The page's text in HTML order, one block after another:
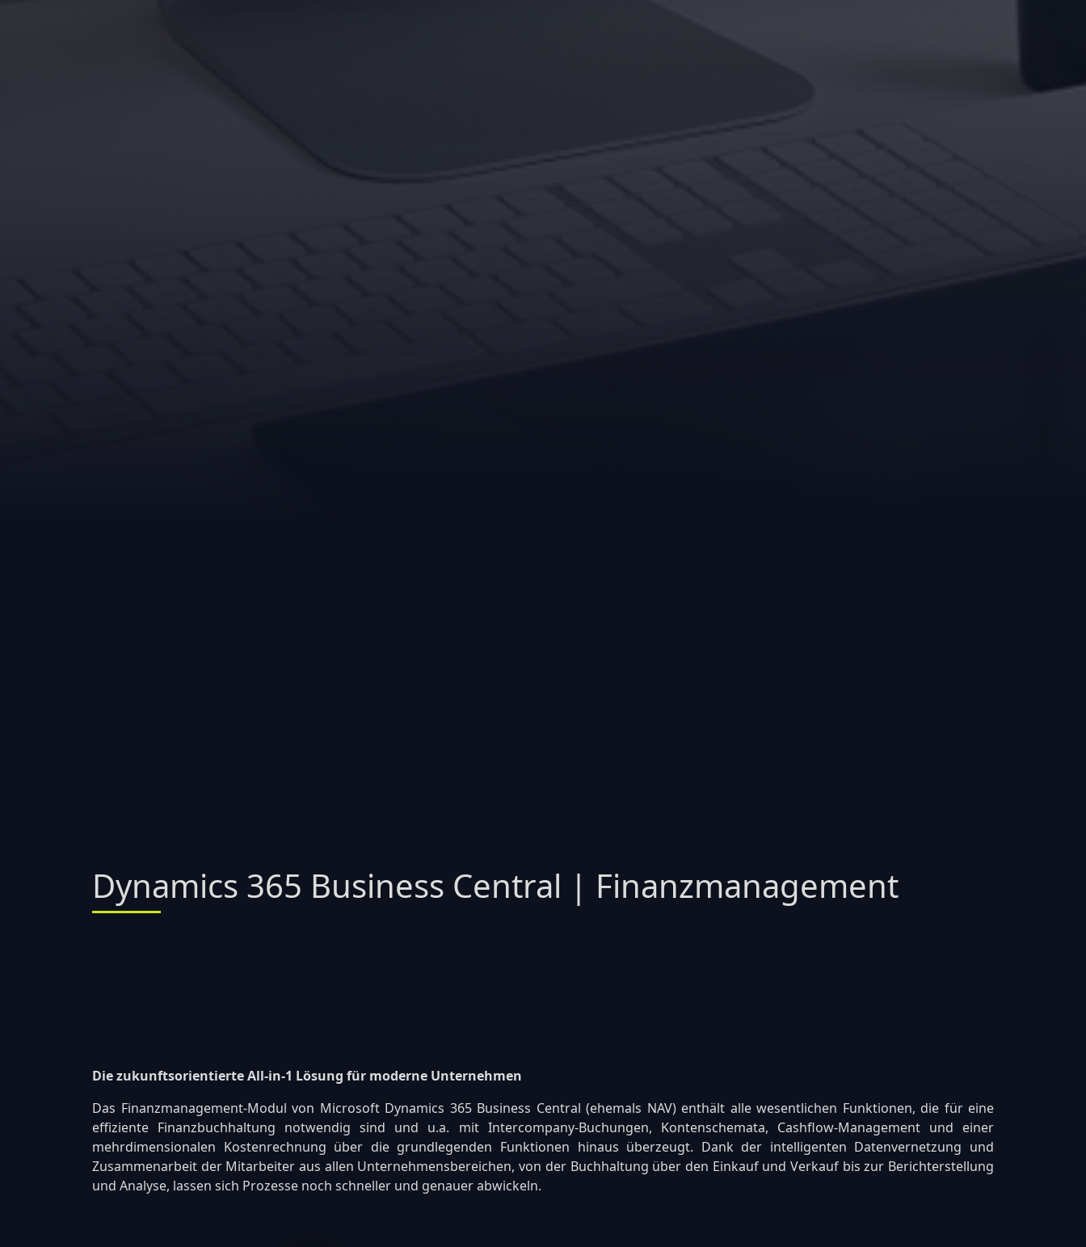
Dynamics 365 Business Central | Finanzmanagement
Die zukunftsorientierte All-in-1 Lösung für moderne Unternehmen
Das Finanzmanagement-Modul von Microsoft Dynamics 365 Business Central (ehemals NAV) enthält alle wesentlichen Funktionen, die für eine
effiziente Finanzbuchhaltung notwendig sind und u.a. mit Intercompany-Buchungen, Kontenschemata, Cashflow-Management und einer
mehrdimensionalen Kostenrechnung über die grundlegenden Funktionen hinaus überzeugt. Dank der intelligenten Datenvernetzung und
Zusammenarbeit der Mitarbeiter aus allen Unternehmensbereichen, von der Buchhaltung über den Einkauf und Verkauf bis zur Berichterstellung
und Analyse, lassen sich Prozesse noch schneller und genauer abwickeln.